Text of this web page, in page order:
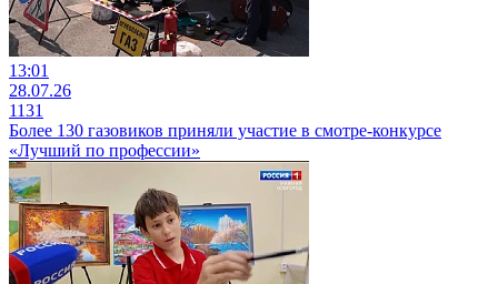
13:01
28.07.26
1131
Более 130 газовиков приняли участие в смотре-конкурсе
«Лучший по профессии»